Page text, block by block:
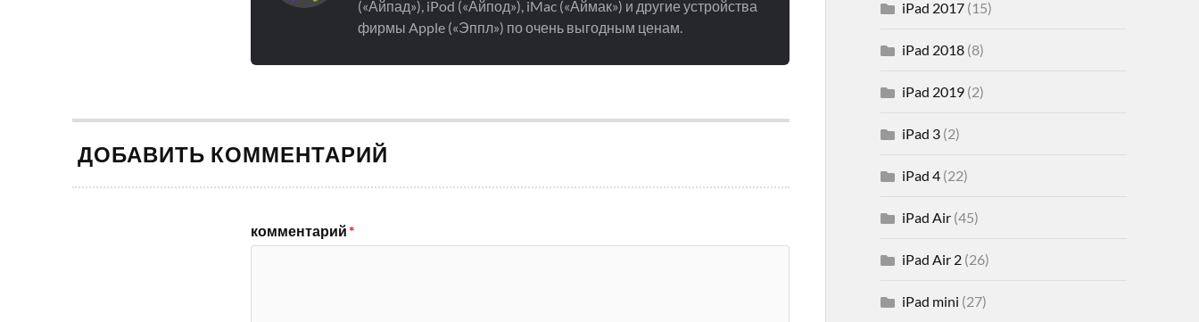
(«Айпад»), iPod («Айпод»), iMac («Аймак») и другие устройства
фирмы Apple («Эппл») по очень выгодным ценам.
ДОБАВИТЬ КОММЕНТАРИЙ
комментарий*
iPad 2017(15)
iPad 2018(8)
iPad 2019(2)
iPad 3(2)
iPad 4(22)
iPad Air(45)
iPad Air 2(26)
iPad mini (27)